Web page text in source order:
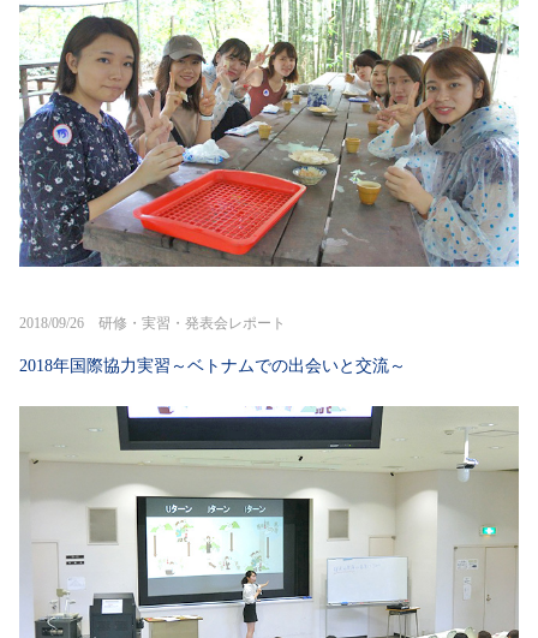
2018/09/26 研修・実習・発表会レポート
2018年国際協力実習～ベトナムでの出会いと交流～